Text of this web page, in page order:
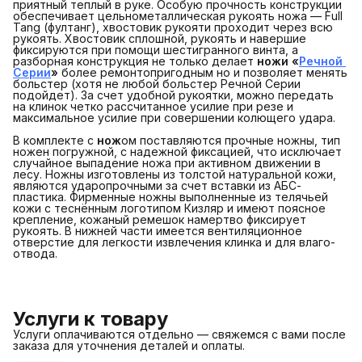
приятный теплый в руке. Особую прочность конструкции
обеспечивает цельнометаллическая рукоять ножа — Full
Tang (фултанг), хвостовик рукояти проходит через всю
рукоять. Хвостовик сплошной, рукоять и навершие
фиксируются при помощи шестигранного винта, а
разборная конструкция не только делает ножи «Речной
Серии» более ремонтопригодным но и позволяет менять
больстер (хотя не любой больстер Речной Серии
подойдет). За счет удобной рукоятки, можно передать
на клинок четко рассчитанное усилие при резе и
максимальное усилие при совершении колющего удара.
В комплекте с ножом поставляются прочные ножны, тип
ножен погружной, с надежной фиксацией, что исключает
случайное выпадение ножа при активном движении в
лесу. Ножны изготовлены из толстой натуральной кожи,
являются ударопрочными за счет вставки из АБС-
пластика. Фирменные ножны выполненные из телячьей
кожи с теснённым логотипом Кизляр и имеют поясное
крепление, кожаный ремешок намертво фиксирует
рукоять. В нижней части имеется вентиляционное
отверстие для легкости извлечения клинка и для влаго-
отвода.
Услуги к товару
Услуги оплачиваются отдельно — свяжемся с вами после
заказа для уточнения деталей и оплаты.